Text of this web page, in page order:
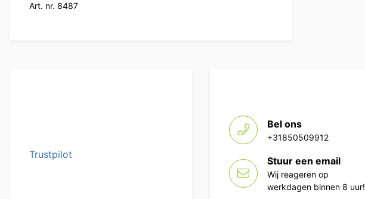
Art. nr. 8487
Trustpilot
Bel ons
+31850509912
Stuur een email
Wij reageren op
werkdagen binnen 8 uur!